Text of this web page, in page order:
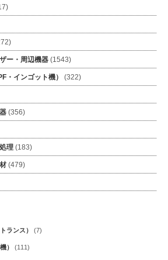
ー・周辺機器 (1543)
・インゴット機） (322)
(356)
理 (183)
(479)
ランス） (7)
） (111)